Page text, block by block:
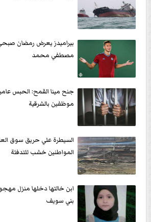
بيراميدز يعرض رمضان
مصطفي محمد
موظفين بالشرقية
السيطرة علي حريق سوق
المواطنين خشب للتدفئة
ابن خالتها دخلها منزل
بني سويف